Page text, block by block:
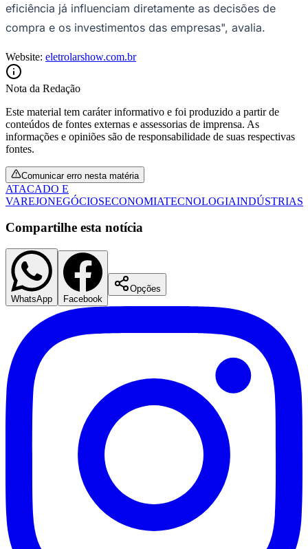
Fluminense
eficiência já influenciam diretamente as decisões de
compra e os investimentos das empresas", avalia.
Website: eletrolarshow.com.br
Nota da Redação
Este material tem caráter informativo e foi produzido a partir de
conteúdos de fontes externas e assessorias de imprensa. As
informações e opiniões são de responsabilidade de suas respectivas
fontes.
Comunicar erro nesta matéria
ATACADO E
VAREJONEGÓCIOSECONOMIATECNOLOGIAINDÚSTRIAS
Compartilhe esta notícia
WhatsApp Facebook
Opções